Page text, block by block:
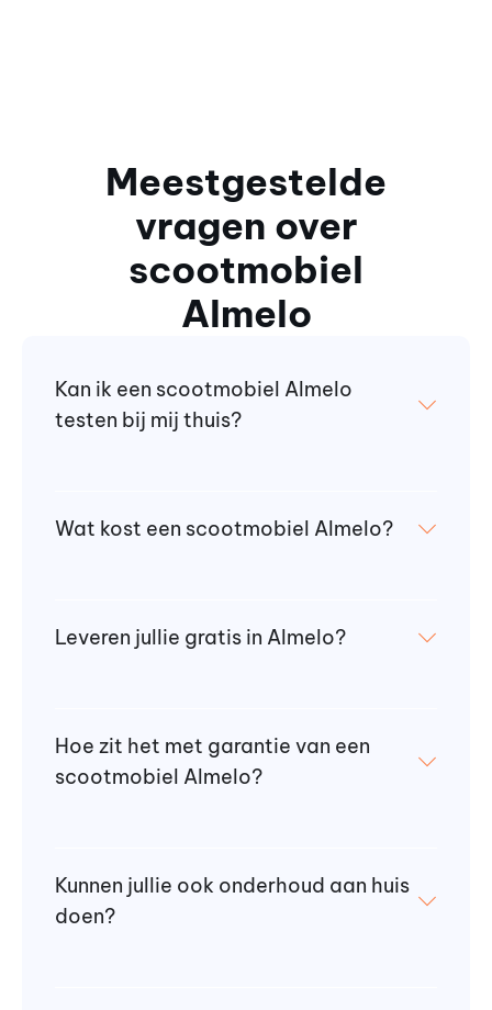
Meestgestelde
vragen over
scootmobiel
Almelo
Kan ik een scootmobiel Almelo
testen bij mij thuis?
Wat kost een scootmobiel Almelo?
Leveren jullie gratis in Almelo?
Hoe zit het met garantie van een
scootmobiel Almelo?
Kunnen jullie ook onderhoud aan huis
doen?